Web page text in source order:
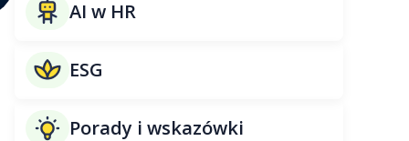
AI w HR
ESG
Porady i wskazówki